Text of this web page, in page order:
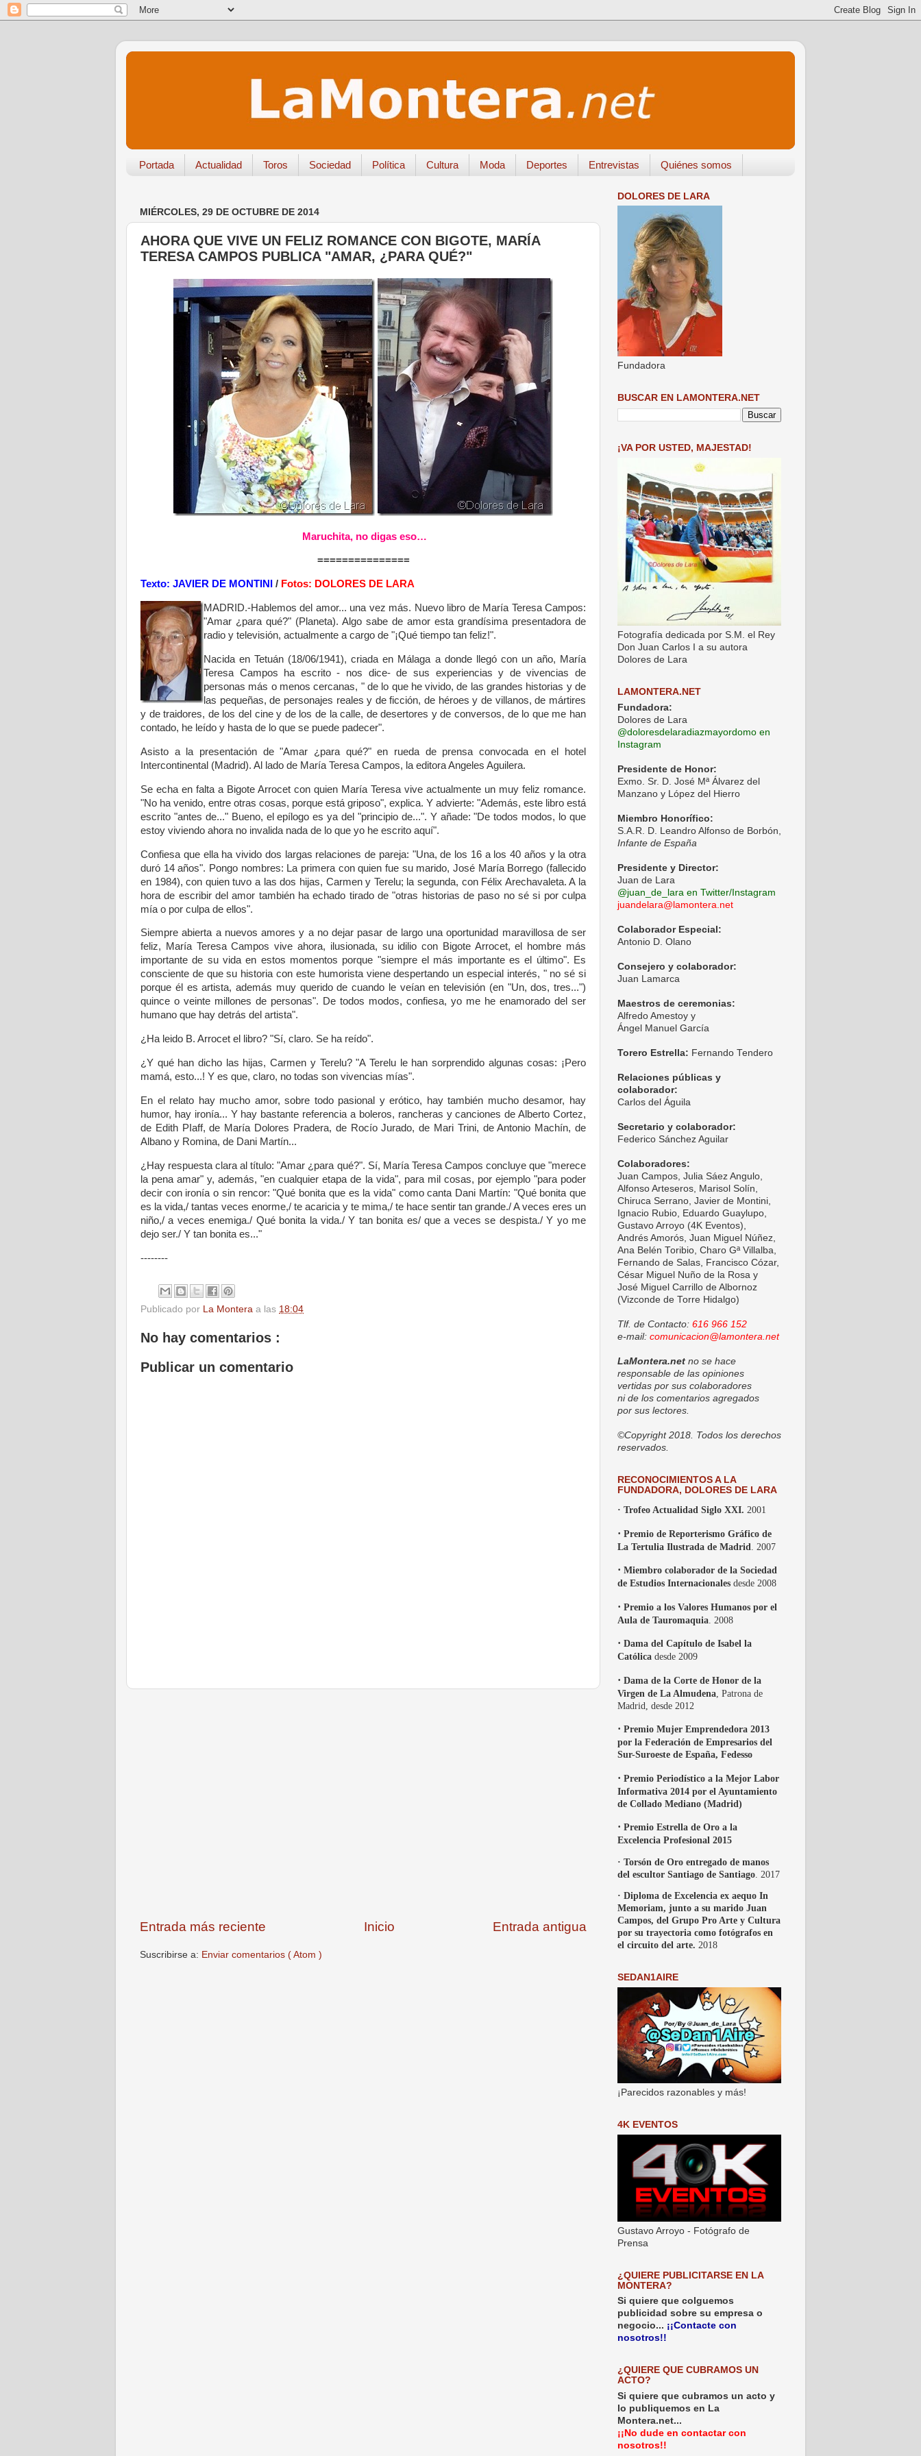
Portada Actualidad Toros Sociedad Política Cultura Moda Deportes Entrevistas Quiénes somos
MIÉRCOLES, 29 DE OCTUBRE DE 2014
AHORA QUE VIVE UN FELIZ ROMANCE CON BIGOTE, MARÍA
TERESA CAMPOS PUBLICA "AMAR, ¿PARA QUÉ?"
Maruchita, no digas eso…
===============
Texto: JAVIER DE MONTINI / Fotos: DOLORES DE LARA
MADRID.-Hablemos del amor... una vez más. Nuevo libro de María Teresa Campos:
"Amar ¿para qué?" (Planeta). Algo sabe de amor esta grandísima presentadora de
radio y televisión, actualmente a cargo de "¡Qué tiempo tan feliz!".
Nacida en Tetuán (18/06/1941), criada en Málaga a donde llegó con un año, María
Teresa Campos ha escrito - nos dice- de sus experiencias y de vivencias de
personas más o menos cercanas, " de lo que he vivido, de las grandes historias y de
las pequeñas, de personajes reales y de ficción, de héroes y de villanos, de mártires
y de traidores, de los del cine y de los de la calle, de desertores y de conversos, de lo que me han
contado, he leído y hasta de lo que se puede padecer".
Asisto a la presentación de "Amar ¿para qué?" en rueda de prensa convocada en el hotel
Intercontinental (Madrid). Al lado de María Teresa Campos, la editora Angeles Aguilera.
Se echa en falta a Bigote Arrocet con quien María Teresa vive actualmente un muy feliz romance.
"No ha venido, entre otras cosas, porque está griposo", explica. Y advierte: "Además, este libro está
escrito "antes de..." Bueno, el epílogo es ya del "principio de...". Y añade: "De todos modos, lo que
estoy viviendo ahora no invalida nada de lo que yo he escrito aquí".
Confiesa que ella ha vivido dos largas relaciones de pareja: "Una, de los 16 a los 40 años y la otra
duró 14 años". Pongo nombres: La primera con quien fue su marido, José María Borrego (fallecido
en 1984), con quien tuvo a las dos hijas, Carmen y Terelu; la segunda, con Félix Arechavaleta. A la
hora de escribir del amor también ha echado tirado de "otras historias de paso no sé si por culpa
mía o por culpa de ellos".
Siempre abierta a nuevos amores y a no dejar pasar de largo una oportunidad maravillosa de ser
feliz, María Teresa Campos vive ahora, ilusionada, su idilio con Bigote Arrocet, el hombre más
importante de su vida en estos momentos porque "siempre el más importante es el último". Es
consciente de que su historia con este humorista viene despertando un especial interés, " no sé si
porque él es artista, además muy querido de cuando le veían en televisión (en "Un, dos, tres...")
quince o veinte millones de personas". De todos modos, confiesa, yo me he enamorado del ser
humano que hay detrás del artista".
¿Ha leido B. Arrocet el libro? "Sí, claro. Se ha reído".
¿Y qué han dicho las hijas, Carmen y Terelu? "A Terelu le han sorprendido algunas cosas: ¡Pero
mamá, esto...! Y es que, claro, no todas son vivencias mías".
En el relato hay mucho amor, sobre todo pasional y erótico, hay también mucho desamor, hay
humor, hay ironía... Y hay bastante referencia a boleros, rancheras y canciones de Alberto Cortez,
de Edith PIaff, de María Dolores Pradera, de Rocío Jurado, de Mari Trini, de Antonio Machín, de
Albano y Romina, de Dani Martín...
¿Hay respuesta clara al título: "Amar ¿para qué?". Sí, María Teresa Campos concluye que "merece
la pena amar" y, además, "en cualquier etapa de la vida", para mil cosas, por ejemplo "para poder
decir con ironía o sin rencor: "Qué bonita que es la vida" como canta Dani Martín: "Qué bonita que
es la vida,/ tantas veces enorme,/ te acaricia y te mima,/ te hace sentir tan grande./ A veces eres un
niño,/ a veces enemiga./ Qué bonita la vida./ Y tan bonita es/ que a veces se despista./ Y yo me
dejo ser./ Y tan bonita es..."
--------
Publicado por La Montera a las 18:04
No hay comentarios :
Publicar un comentario
Entrada más reciente Entrada antigua
Inicio
Suscribirse a: Enviar comentarios ( Atom )
DOLORES DE LARA
Fundadora
BUSCAR EN LAMONTERA.NET
¡VA POR USTED, MAJESTAD!
Fotografía dedicada por S.M. el Rey
Don Juan Carlos I a su autora
Dolores de Lara
LAMONTERA.NET
Fundadora:
Dolores de Lara
@doloresdelaradiazmayordomo en
Instagram
Presidente de Honor:
Exmo. Sr. D. José Mª Álvarez del
Manzano y López del Hierro
Miembro Honorífico:
S.A.R. D. Leandro Alfonso de Borbón,
Infante de España
Presidente y Director:
Juan de Lara
@juan_de_lara en Twitter/Instagram
juandelara@lamontera.net
Colaborador Especial:
Antonio D. Olano
Consejero y colaborador:
Juan Lamarca
Maestros de ceremonias:
Alfredo Amestoy y
Ángel Manuel García
Torero Estrella: Fernando Tendero
Relaciones públicas y
colaborador:
Carlos del Águila
Secretario y colaborador:
Federico Sánchez Aguilar
Colaboradores:
Juan Campos, Julia Sáez Angulo,
Alfonso Arteseros, Marisol Solín,
Chiruca Serrano, Javier de Montini,
Ignacio Rubio, Eduardo Guaylupo,
Gustavo Arroyo (4K Eventos),
Andrés Amorós, Juan Miguel Núñez,
Ana Belén Toribio, Charo Gª Villalba,
Fernando de Salas, Francisco Cózar,
César Miguel Nuño de la Rosa y
José Miguel Carrillo de Albornoz
(Vizconde de Torre Hidalgo)
Tlf. de Contacto: 616 966 152
e-mail: comunicacion@lamontera.net
LaMontera.net no se hace
responsable de las opiniones
vertidas por sus colaboradores
ni de los comentarios agregados
por sus lectores.
©Copyright 2018. Todos los derechos
reservados.
RECONOCIMIENTOS A LA
FUNDADORA, DOLORES DE LARA
· Trofeo Actualidad Siglo XXI. 2001
· Premio de Reporterismo Gráfico de
La Tertulia Ilustrada de Madrid . 2007
· Miembro colaborador de la Sociedad
de Estudios Internacionales desde 2008
· Premio a los Valores Humanos por el
Aula de Tauromaquia . 2008
· Dama del Capítulo de Isabel la
Católica desde 2009
· Dama de la Corte de Honor de la
Virgen de La Almudena , Patrona de
Madrid, desde 2012
· Premio Mujer Emprendedora 2013
por la Federación de Empresarios del
Sur-Suroeste de España, Fedesso
· Premio Periodístico a la Mejor Labor
Informativa 2014 por el Ayuntamiento
de Collado Mediano (Madrid)
· Premio Estrella de Oro a la
Excelencia Profesional 2015
· Torsón de Oro entregado de manos
del escultor Santiago de Santiago . 2017
· Diploma de Excelencia ex aequo In
Memoriam, junto a su marido Juan
Campos, del Grupo Pro Arte y Cultura
por su trayectoria como fotógrafos en
el circuito del arte. 2018
SEDAN1AIRE
¡Parecidos razonables y más!
4K EVENTOS
Gustavo Arroyo - Fotógrafo de
Prensa
¿QUIERE PUBLICITARSE EN LA
MONTERA?
Si quiere que colguemos
publicidad sobre su empresa o
negocio... ¡¡Contacte con
nosotros!!
¿QUIERE QUE CUBRAMOS UN
ACTO?
Si quiere que cubramos un acto y
lo publiquemos en La
Montera.net...
¡¡No dude en contactar con
nosotros!!